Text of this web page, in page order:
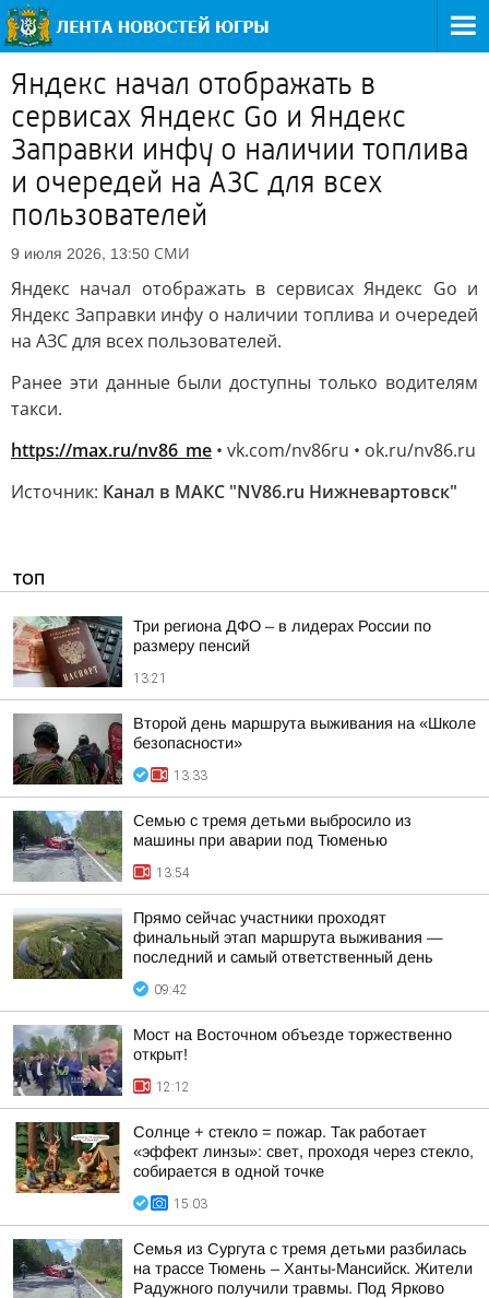
Яндекс начал отображать в
сервисах Яндекс Go и Яндекс
Заправки инфу о наличии топлива
и очередей на АЗС для всех
пользователей
9 июля 2026, 13:50 СМИ
Яндекс начал отображать в сервисах Яндекс Go и
Яндекс Заправки инфу о наличии топлива и очередей
на АЗС для всех пользователей.
Ранее эти данные были доступны только водителям
такси.
https://max.ru/nv86_me • vk.com/nv86ru • ok.ru/nv86.ru
Источник: Канал в МАКС "NV86.ru Нижневартовск"
ТОП
Три региона ДФО – в лидерах России по
размеру пенсий
13:21
Второй день маршрута выживания на «Школе
безопасности»
13:33
Семью с тремя детьми выбросило из
машины при аварии под Тюменью
13:54
Прямо сейчас участники проходят
финальный этап маршрута выживания —
последний и самый ответственный день
09:42
Мост на Восточном объезде торжественно
открыт!
12:12
Солнце + стекло = пожар. Так работает
«эффект линзы»: свет, проходя через стекло,
собирается в одной точке
15:03
Семья из Сургута с тремя детьми разбилась
на трассе Тюмень – Ханты-Мансийск. Жители
Радужного получили травмы. Под Ярково